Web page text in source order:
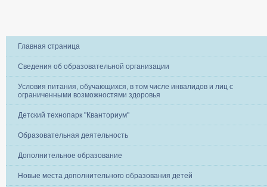
Главная страница
Сведения об образовательной организации
Условия питания, обучающихся, в том числе инвалидов и лиц с
ограниченными возможностями здоровья
Детский технопарк "Кванториум"
Образовательная деятельность
Дополнительное образование
Новые места дополнительного образования детей